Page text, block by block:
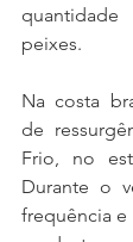
peixes.
Na costa
de
Frio, no
Durante o
frequência